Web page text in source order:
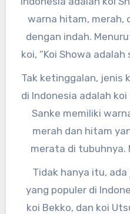
Indonesia karena
sangat
warna hitam, merah,
dengan indah.
koi, “Koi Showa
memiliki
Tak ketinggalan, jenis
di Indonesia adalah koi
Sanke memiliki
merah dan hitam
merata di tubuhnya.
penggemar koi, “Koi
satu jenis koi
Tidak hanya itu,
yang populer di
koi Bekko, dan koi